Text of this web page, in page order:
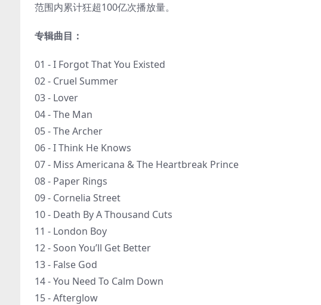
范围内累计狂超100亿次播放量。
专辑曲目：
01 - I Forgot That You Existed
02 - Cruel Summer
03 - Lover
04 - The Man
05 - The Archer
06 - I Think He Knows
07 - Miss Americana & The Heartbreak Prince
08 - Paper Rings
09 - Cornelia Street
10 - Death By A Thousand Cuts
11 - London Boy
12 - Soon You’ll Get Better
13 - False God
14 - You Need To Calm Down
15 - Afterglow